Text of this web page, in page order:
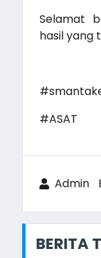
Selamat
hasil yang
#ASAT
Admin
BERITA